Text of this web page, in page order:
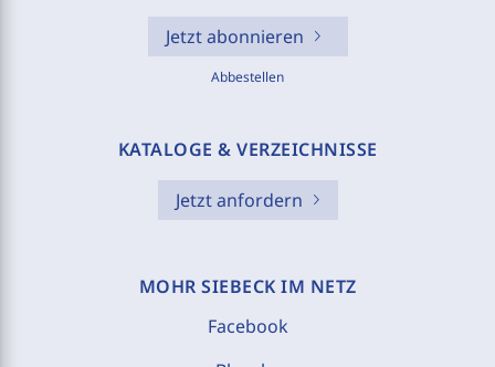
Jetzt abonnieren
Abbestellen
KATALOGE & VERZEICHNISSE
Jetzt anfordern
MOHR SIEBECK IM NETZ
Facebook